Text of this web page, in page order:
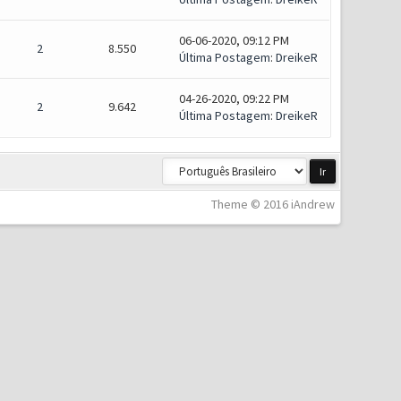
2 8.550
06-06-2020, 09:12 PM
Última Postagem: DreikeR
2 9.642
04-26-2020, 09:22 PM
Última Postagem: DreikeR
Theme © 2016 iAndrew